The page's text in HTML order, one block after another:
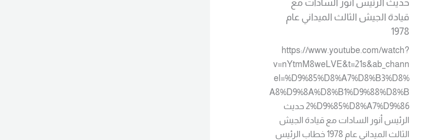
حديث الرئيس أنور السادات مع
قيادة الجيش الثالث الميداني عام
1978
https://www.youtube.com/watch?
v=nYtmM8weLVE&t=21s&ab_chann
el=%D9%85%D8%A7%D8%B3%D8%
A8%D9%8A%D8%B1%D9%88%D8%B
2%D9%85%D8%A7%D9%86 حديث
الرئيس أنور السادات مع قيادة الجيش
الثالث الميداني عام 1978 خطاب الرئيس